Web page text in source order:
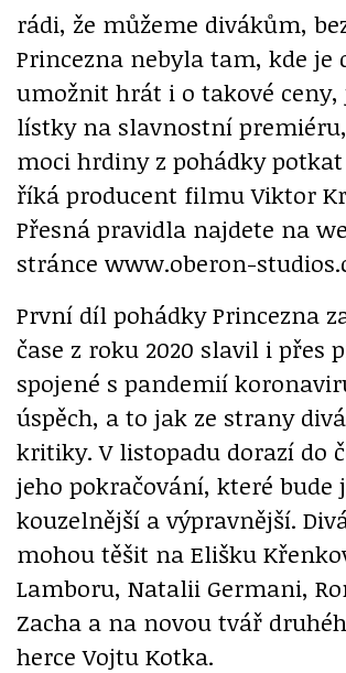
rádi, že můžeme divákům,
Princezna nebyla tam, kde je
umožnit hrát i o takové ceny,
lístky na slavnostní
moci hrdiny z pohádky potkat
říká producent filmu Viktor
Přesná pravidla najdete na
stránce www.oberon-
První díl pohádky Princezna
čase z roku 2020 slavil i přes
spojené s pandemií
úspěch, a to jak ze strany
kritiky. V listopadu dorazí do
jeho pokračování, které bude
kouzelnější a výpravnější.
mohou těšit na Elišku
Lamboru, Natalii Germani,
Zacha a na novou tvář
herce Vojtu Kotka.